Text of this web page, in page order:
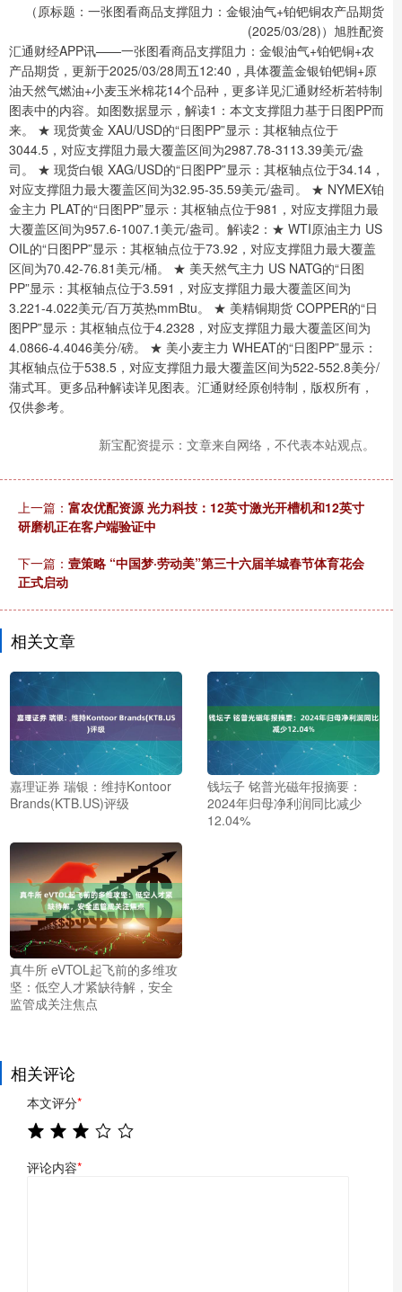
（原标题：一张图看商品支撑阻力：金银油气+铂钯铜农产品期货
(2025/03/28)）旭胜配资
汇通财经APP讯——一张图看商品支撑阻力：金银油气+铂钯铜+农
产品期货，更新于2025/03/28周五12:40，具体覆盖金银铂钯铜+原
油天然气燃油+小麦玉米棉花14个品种，更多详见汇通财经析若特制
图表中的内容。如图数据显示，解读1：本文支撑阻力基于日图PP而
来。 ★ 现货黄金 XAU/USD的“日图PP”显示：其枢轴点位于
3044.5，对应支撑阻力最大覆盖区间为2987.78-3113.39美元/盎
司。 ★ 现货白银 XAG/USD的“日图PP”显示：其枢轴点位于34.14，
对应支撑阻力最大覆盖区间为32.95-35.59美元/盎司。 ★ NYMEX铂
金主力 PLAT的“日图PP”显示：其枢轴点位于981，对应支撑阻力最
大覆盖区间为957.6-1007.1美元/盎司。解读2：★ WTI原油主力 US
OIL的“日图PP”显示：其枢轴点位于73.92，对应支撑阻力最大覆盖
区间为70.42-76.81美元/桶。 ★ 美天然气主力 US NATG的“日图
PP”显示：其枢轴点位于3.591，对应支撑阻力最大覆盖区间为
3.221-4.022美元/百万英热mmBtu。 ★ 美精铜期货 COPPER的“日
图PP”显示：其枢轴点位于4.2328，对应支撑阻力最大覆盖区间为
4.0866-4.4046美分/磅。 ★ 美小麦主力 WHEAT的“日图PP”显示：
其枢轴点位于538.5，对应支撑阻力最大覆盖区间为522-552.8美分/
蒲式耳。更多品种解读详见图表。汇通财经原创特制，版权所有，
仅供参考。
新宝配资提示：文章来自网络，不代表本站观点。
上一篇： 富农优配资源 光力科技：12英寸激光开槽机和12英寸
研磨机正在客户端验证中
下一篇： 壹策略 “中国梦·劳动美”第三十六届羊城春节体育花会
正式启动
相关文章
嘉理证券 瑞银：维持Kontoor
Brands(KTB.US)评级
钱坛子 铭普光磁年报摘要：
2024年归母净利润同比减少
12.04%
真牛所 eVTOL起飞前的多维攻
坚：低空人才紧缺待解，安全
监管成关注焦点
相关评论
本文评分*
评论内容*